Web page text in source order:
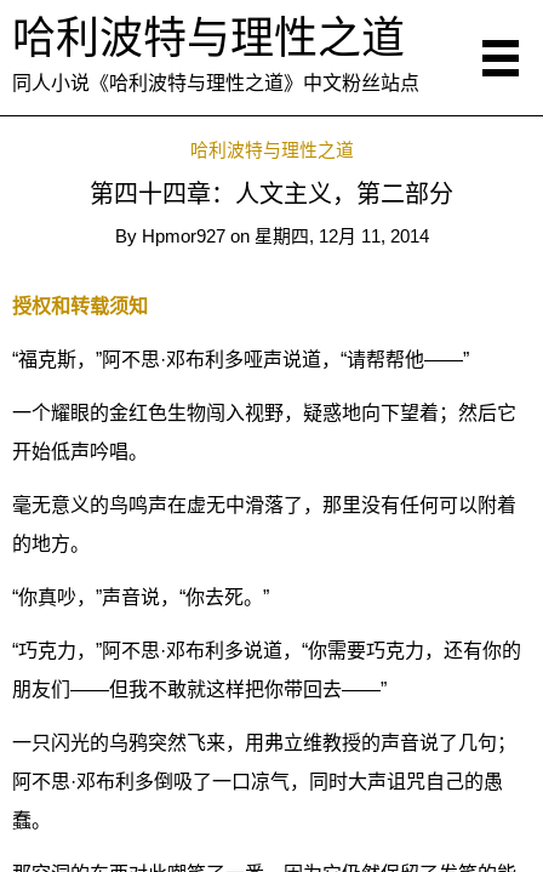
哈利波特与理性之道
同人小说《哈利波特与理性之道》中文粉丝站点
哈利波特与理性之道
第四十四章：人文主义，第二部分
By Hpmor927 on 星期四, 12月 11, 2014
授权和转载须知
“福克斯，”阿不思·邓布利多哑声说道，“请帮帮他——”
一个耀眼的金红色生物闯入视野，疑惑地向下望着；然后它
开始低声吟唱。
毫无意义的鸟鸣声在虚无中滑落了，那里没有任何可以附着
的地方。
“你真吵，”声音说，“你去死。”
“巧克力，”阿不思·邓布利多说道，“你需要巧克力，还有你的
朋友们——但我不敢就这样把你带回去——”
一只闪光的乌鸦突然飞来，用弗立维教授的声音说了几句；
阿不思·邓布利多倒吸了一口凉气，同时大声诅咒自己的愚
蠢。